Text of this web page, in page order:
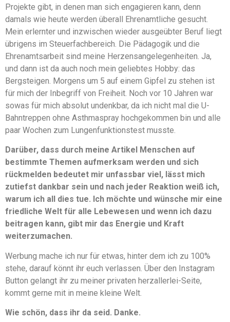
Projekte gibt, in denen man sich engagieren kann, denn
damals wie heute werden überall Ehrenamtliche gesucht.
Mein erlernter und inzwischen wieder ausgeübter Beruf liegt
übrigens im Steuerfachbereich. Die Pädagogik und die
Ehrenamtsarbeit sind meine Herzensangelegenheiten. Ja,
und dann ist da auch noch mein geliebtes Hobby: das
Bergsteigen. Morgens um 5 auf einem Gipfel zu stehen ist
für mich der Inbegriff von Freiheit. Noch vor 10 Jahren war
sowas für mich absolut undenkbar, da ich nicht mal die U-
Bahntreppen ohne Asthmaspray hochgekommen bin und alle
paar Wochen zum Lungenfunktionstest musste.
Darüber, dass durch meine Artikel Menschen auf
bestimmte Themen aufmerksam werden und sich
rückmelden bedeutet mir unfassbar viel, lässt mich
zutiefst dankbar sein und nach jeder Reaktion weiß ich,
warum ich all dies tue. Ich möchte und wünsche mir eine
friedliche Welt für alle Lebewesen und wenn ich dazu
beitragen kann, gibt mir das Energie und Kraft
weiterzumachen.
Werbung mache ich nur für etwas, hinter dem ich zu 100%
stehe, darauf könnt ihr euch verlassen. Über den Instagram
Button gelangt ihr zu meiner privaten herzallerlei-Seite,
kommt gerne mit in meine kleine Welt.
Wie schön, dass ihr da seid. Danke.